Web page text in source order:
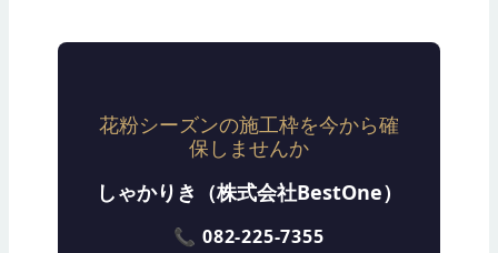
花粉シーズンの施工枠を今から確
保しませんか
しゃかりき（株式会社BestOne）
📞 082-225-7355